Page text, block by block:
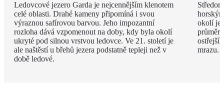
Ledovcové jezero Garda je nejcennějším klenotem
celé oblasti. Drahé kameny připomíná i svou
výraznou safírovou barvou. Jeho impozantní
rozloha dává vzpomenout na doby, kdy byla okolí
ukryté pod silnou vrstvou ledovce. Ve 21. století je
ale naštěstí u břehů jezera podstatně tepleji než v
době ledové.
okolí
mrazu.